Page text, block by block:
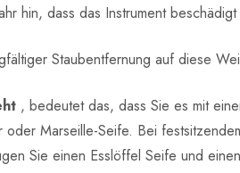
hin, dass das Instrument
Staubentfernung auf diese
, bedeutet das, dass Sie es mit
Marseille-Seife. Bei
Sie einen Esslöffel Seife und